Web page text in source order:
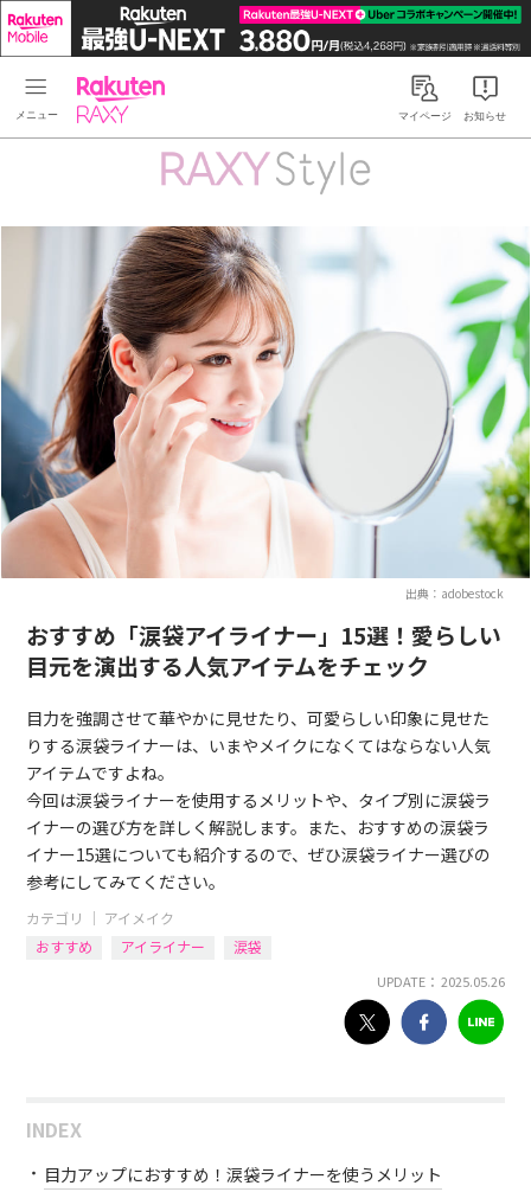
Rakuten RAXYマイページ お知らせ
出典：adobestock
おすすめ「涙袋アイライナー」15選！愛らしい
目元を演出する人気アイテムをチェック
目力を強調させて華やかに見せたり、可愛らしい印象に見せた
りする涙袋ライナーは、いまやメイクになくてはならない人気
アイテムですよね。
今回は涙袋ライナーを使用するメリットや、タイプ別に涙袋ラ
イナーの選び方を詳しく解説します。また、おすすめの涙袋ラ
イナー15選についても紹介するので、ぜひ涙袋ライナー選びの
参考にしてみてください。
カテゴリ ｜ アイメイク
おすすめ
アイライナー 涙袋
UPDATE： 2025.05.26
INDEX
目力アップにおすすめ！涙袋ライナーを使うメリット